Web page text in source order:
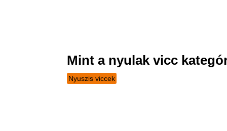
Mint a nyulak vicc
Nyuszis viccek